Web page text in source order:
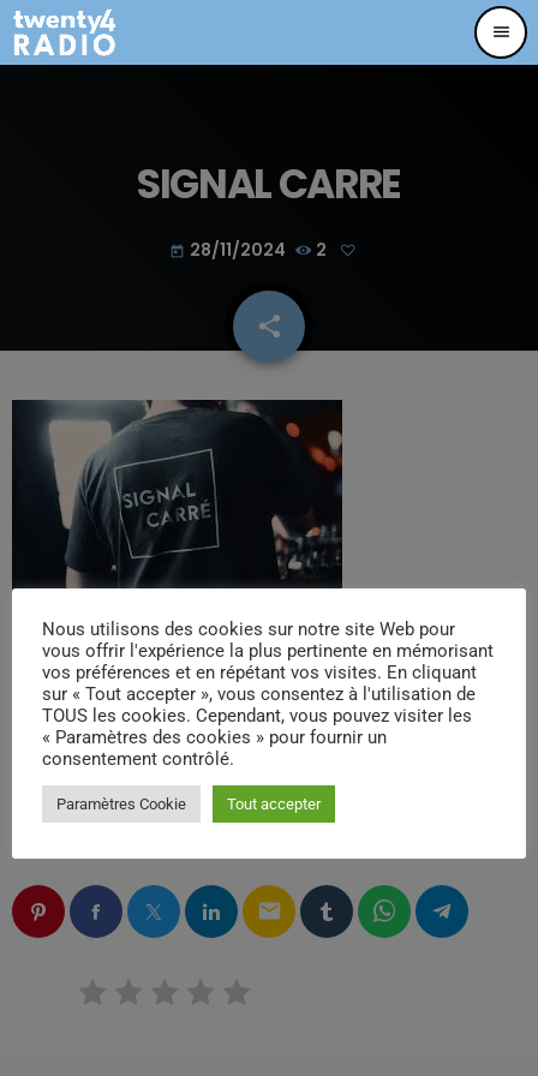
menu
SIGNAL CARRE
today 28/11/2024 2
share
email
ÉCRIT PAR:PHILIPPE CORGNAC
email
Nous utilisons des cookies sur notre site Web pour
vous offrir l'expérience la plus pertinente en mémorisant
vos préférences et en répétant vos visites. En cliquant
sur « Tout accepter », vous consentez à l'utilisation de
TOUS les cookies. Cependant, vous pouvez visiter les
« Paramètres des cookies » pour fournir un
consentement contrôlé.
Paramètres Cookie Tout accepter